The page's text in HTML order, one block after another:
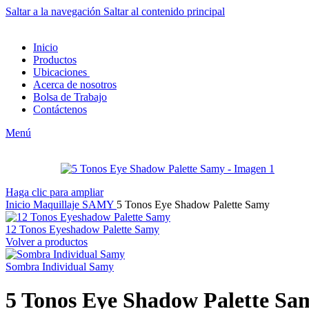
Saltar a la navegación Saltar al contenido principal
Inicio
Productos
Ubicaciones
Acerca de nosotros
Bolsa de Trabajo
Contáctenos
Menú
Haga clic para ampliar
Inicio Maquillaje SAMY 5 Tonos Eye Shadow Palette Samy
12 Tonos Eyeshadow Palette Samy
Volver a productos
Sombra Individual Samy
5 Tonos Eye Shadow Palette